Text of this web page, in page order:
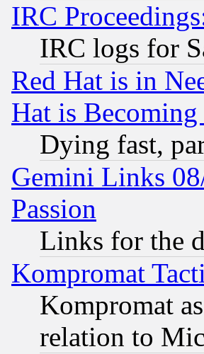
IRC
IRC logs for
Red Hat is in
Hat is
Dying fast,
Gemini Links
Passion
Links for the
Kompromat
Kompromat
relation to